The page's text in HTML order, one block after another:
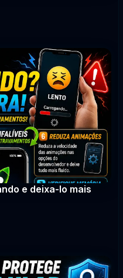
e deixa-lo mais